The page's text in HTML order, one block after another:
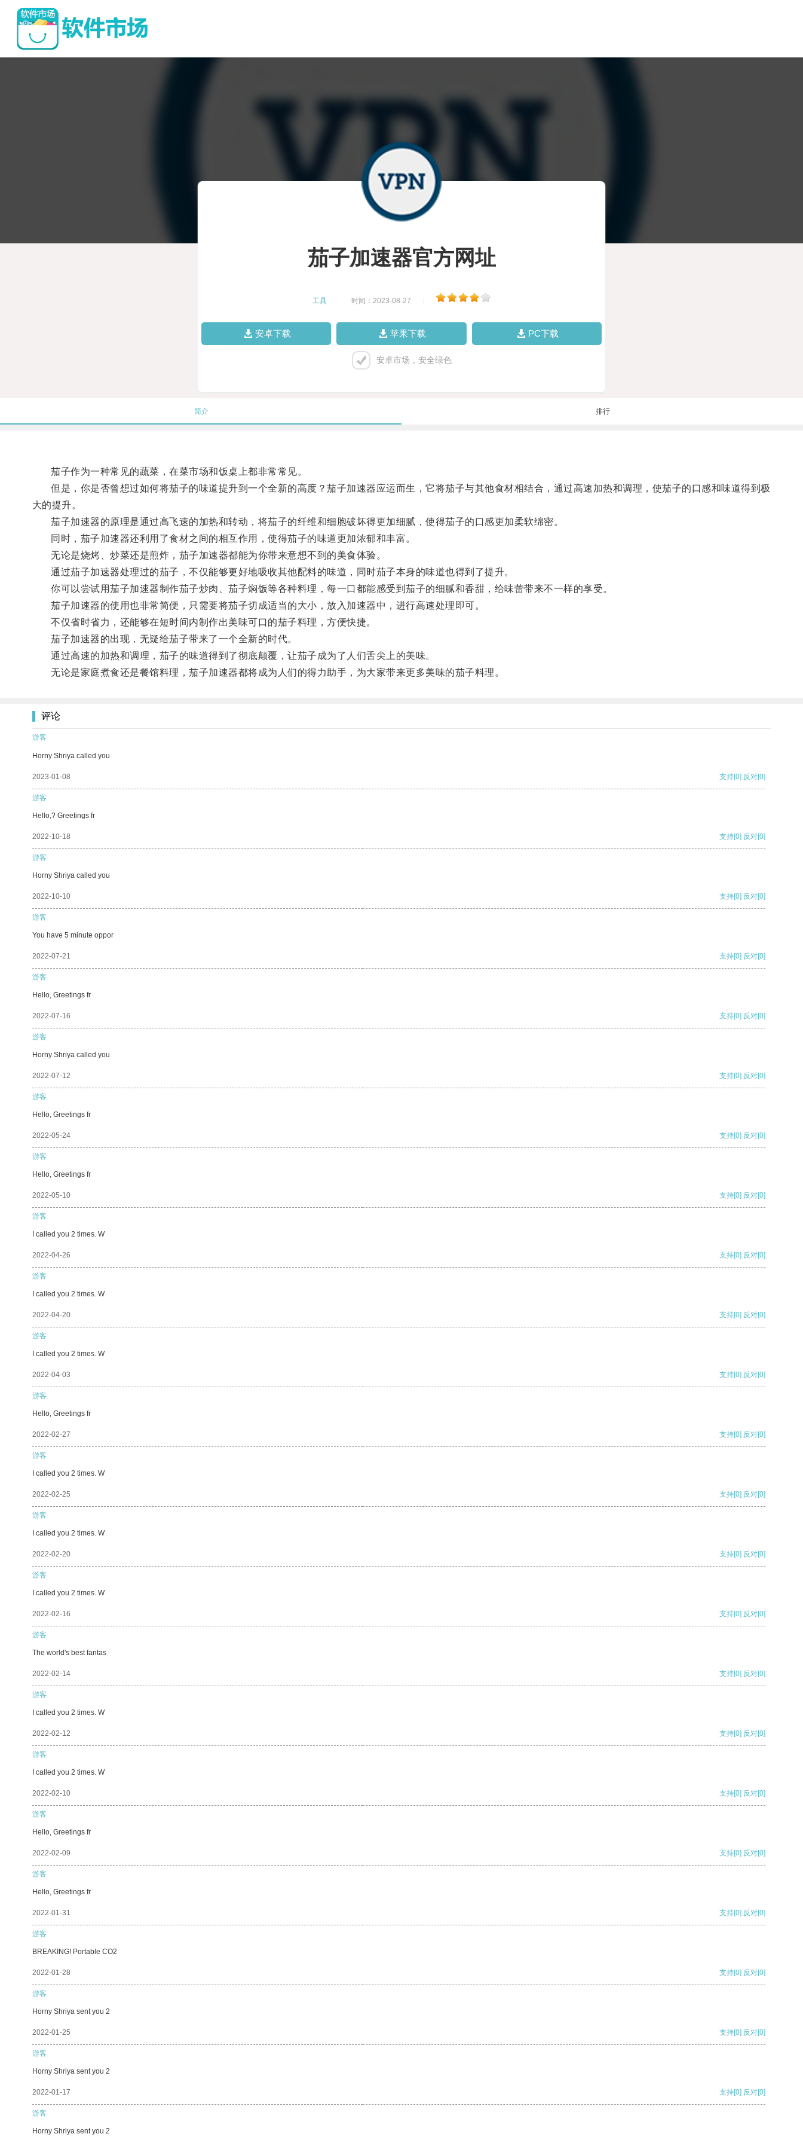
茄子加速器官方网址
工具 时间：2023-08-27
安卓下载 苹果下载 PC下载
安卓市场，安全绿色
简介 排行
茄子作为一种常见的蔬菜，在菜市场和饭桌上都非常常见。
但是，你是否曾想过如何将茄子的味道提升到一个全新的高度？茄子加速器应运而生，它将茄子与其他食材相结合，通过高速加热和调理，使茄子的口感和味道得到极
大的提升。
茄子加速器的原理是通过高飞速的加热和转动，将茄子的纤维和细胞破坏得更加细腻，使得茄子的口感更加柔软绵密。
同时，茄子加速器还利用了食材之间的相互作用，使得茄子的味道更加浓郁和丰富。
无论是烧烤、炒菜还是煎炸，茄子加速器都能为你带来意想不到的美食体验。
通过茄子加速器处理过的茄子，不仅能够更好地吸收其他配料的味道，同时茄子本身的味道也得到了提升。
你可以尝试用茄子加速器制作茄子炒肉、茄子焖饭等各种料理，每一口都能感受到茄子的细腻和香甜，给味蕾带来不一样的享受。
茄子加速器的使用也非常简便，只需要将茄子切成适当的大小，放入加速器中，进行高速处理即可。
不仅省时省力，还能够在短时间内制作出美味可口的茄子料理，方便快捷。
茄子加速器的出现，无疑给茄子带来了一个全新的时代。
通过高速的加热和调理，茄子的味道得到了彻底颠覆，让茄子成为了人们舌尖上的美味。
无论是家庭煮食还是餐馆料理，茄子加速器都将成为人们的得力助手，为大家带来更多美味的茄子料理。
评论
游客
Horny Shriya called you
2023-01-08 支持[0] 反对[0]
游客
Hello,? Greetings fr
2022-10-18 支持[0] 反对[0]
游客
Horny Shriya called you
2022-10-10 支持[0] 反对[0]
游客
You have 5 minute oppor
2022-07-21 支持[0] 反对[0]
游客
Hello, Greetings fr
2022-07-16 支持[0] 反对[0]
游客
Horny Shriya called you
2022-07-12 支持[0] 反对[0]
游客
Hello, Greetings fr
2022-05-24 支持[0] 反对[0]
游客
Hello, Greetings fr
2022-05-10 支持[0] 反对[0]
游客
I called you 2 times. W
2022-04-26 支持[0] 反对[0]
游客
I called you 2 times. W
2022-04-20 支持[0] 反对[0]
游客
I called you 2 times. W
2022-04-03 支持[0] 反对[0]
游客
Hello, Greetings fr
2022-02-27 支持[0] 反对[0]
游客
I called you 2 times. W
2022-02-25 支持[0] 反对[0]
游客
I called you 2 times. W
2022-02-20 支持[0] 反对[0]
游客
I called you 2 times. W
2022-02-16 支持[0] 反对[0]
游客
The world's best fantas
2022-02-14 支持[0] 反对[0]
游客
I called you 2 times. W
2022-02-12 支持[0] 反对[0]
游客
I called you 2 times. W
2022-02-10 支持[0] 反对[0]
游客
Hello, Greetings fr
2022-02-09 支持[0] 反对[0]
游客
Hello, Greetings fr
2022-01-31 支持[0] 反对[0]
游客
BREAKING! Portable CO2
2022-01-28 支持[0] 反对[0]
游客
Horny Shriya sent you 2
2022-01-25 支持[0] 反对[0]
游客
Horny Shriya sent you 2
2022-01-17 支持[0] 反对[0]
游客
Horny Shriya sent you 2